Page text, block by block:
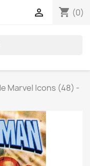
shopping_cart (0)

Marvel Icons (48) -